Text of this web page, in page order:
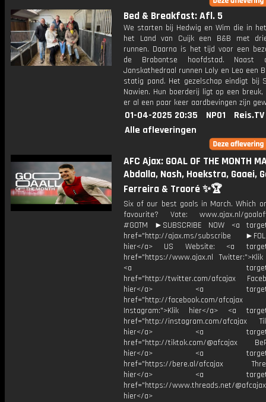
Bed & Breakfast: Afl. 5
We starten bij Hedwig en Wim die in
het Land van Cuijk een B&B met
runnen. Daarna is het tijd voor een
de Brabantse hoofdstad. Naast
Janskathedraal runnen Loly en Leo een
statig pand. Het gezelschap eindigt bij
Nawien. Hun boerderij ligt op een
er al een paar keer aardbevingen zijn
01-04-2025 20:35 NPO1
Reis.TV
Alle afleveringen
AFC Ajax: GOAL OF THE MONTH
Abdalla, Nash, Hoekstra, Gaaei,
Ferreira & Traoré ✨🏆
Six of our best goals in March. Which
favourite? Vote: www.ajax.nl/
#GOTM ►SUBSCRIBE NOW <a
href="http://ajax.ms/subscribe
hier</a> US Website: <a
href="https://www.ajax.nl
<a
href="http://twitter.com/afcajax
hier</a> <a
href="http://facebook.com/afcajax
Instagram:">Klik hier</a> <a
href="http://instagram.com/afcajax
hier</a> <a
href="http://tiktok.com/@afcajax
hier</a> <a
href="https://bere.al/afcajax
hier</a> <a
href="https://www.threads.net/
hier</a>